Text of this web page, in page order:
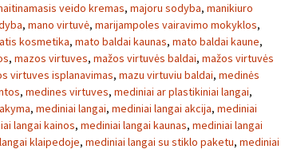
veido kremas, majoru sodyba, manikiuro
, mano virtuvė, marijampoles vairavimo mokyklos,
kosmetika, mato baldai kaunas, mato baldai kaune,
, mazos virtuves, mažos virtuvės baldai, mažos virtuvės
virtuves isplanavimas, mazu virtuviu baldai, medinės
, medines virtuves, mediniai ar plastikiniai langai,
, mediniai langai, mediniai langai akcija, mediniai
langai kainos, mediniai langai kaunas, mediniai langai
klaipedoje, mediniai langai su stiklo paketu, mediniai